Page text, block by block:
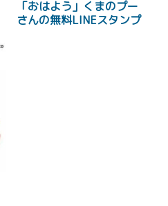
「おはよう」くまのプー
さんの無料LINEスタンプ